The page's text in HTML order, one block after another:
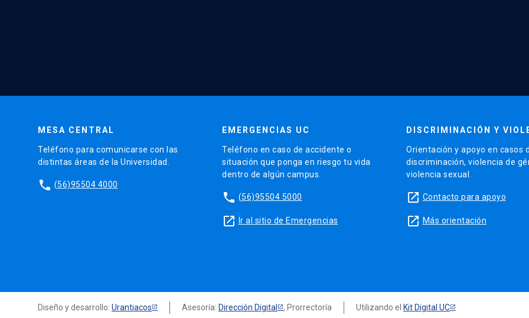
MESA CENTRAL
Teléfono para comunicarse con las
distintas áreas de la Universidad.
phone (56)95504 4000
EMERGENCIAS UC
Teléfono en caso de accidente o
situación que ponga en riesgo tu vida
dentro de algún campus.
phone (56)95504 5000
launch Ir al sitio de Emergencias
DISCRIMINACIÓN Y
Orientación y apoyo en casos
discriminación, violencia de
violencia sexual.
launch Contacto para apoyo
launch Más orientación
Diseño y desarrollo: Urantiacos Asesoría: Dirección Digital , Prorrectoría Utilizando el Kit Digital UC